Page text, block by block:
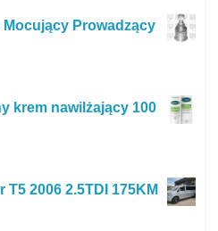
Prowadzący
krem nawilżający 100
2006 2.5TDI 175KM